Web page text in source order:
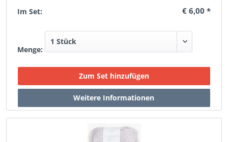
Im Set: € 6,00 *
Menge: